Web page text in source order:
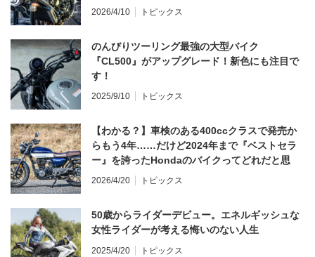
てならず／CB1000F ①第一印象 編】
2026/4/10 トピックス
のんびりツーリング最強の大型バイク
『CL500』がアップグレード！新色にも注目で
す！
2025/9/10 トピックス
【わかる？】車検のある400ccクラスで発売か
らもう4年……だけど2024年まで『ベストセラ
ー』を誇ったHondaのバイクってどれだと思
う？
2026/4/20 トピックス
50歳からライダーデビュー。エネルギッシュな
女性ライダーが考える悔いのない人生
2025/4/20 トピックス